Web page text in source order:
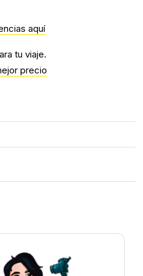
aquí
tu viaje.
precio